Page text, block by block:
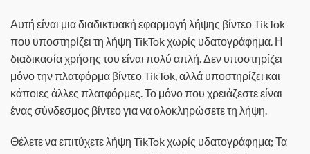
Αυτή είναι μια διαδικτυακή εφαρμογή λήψης βίντεο TikTok
που υποστηρίζει τη λήψη TikTok χωρίς υδατογράφημα. Η
διαδικασία χρήσης του είναι πολύ απλή. Δεν υποστηρίζει
μόνο την πλατφόρμα βίντεο TikTok, αλλά υποστηρίζει και
κάποιες άλλες πλατφόρμες. Το μόνο που χρειάζεστε είναι
ένας σύνδεσμος βίντεο για να ολοκληρώσετε τη λήψη.
Θέλετε να επιτύχετε λήψη TikTok χωρίς υδατογράφημα; Τα